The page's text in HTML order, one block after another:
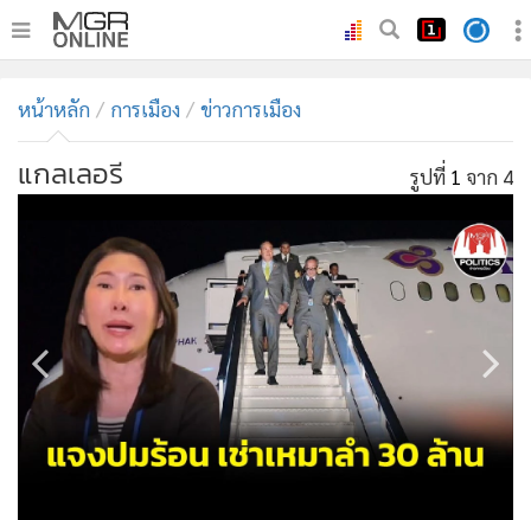
ทันเหตุการณ์
• ภาคใต้
• ภูมิภาค
Online Section
บันเทิง
ผู้จัดการรายวัน
คอลัมนิสต์
ละคร
•
CbizReview
Cyber BIZ
หน้าหลัก การเมือง ข่าวการเมือง
แกลเลอรี รูปที่ 1 จาก 4